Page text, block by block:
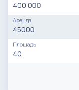
400 000
Аренда
45000
Площадь
40